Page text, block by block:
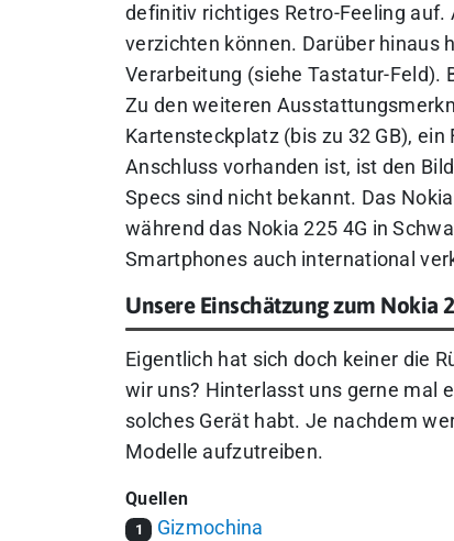
definitiv richtiges Retro-Feeling auf.
verzichten können. Darüber hinaus
Verarbeitung (siehe Tastatur-Feld).
Zu den weiteren
Kartensteckplatz (bis zu 32 GB),
Anschluss vorhanden ist, ist den
Specs sind nicht bekannt. Das
während das Nokia 225 4G in
Smartphones auch international
Unsere Einschätzung zum Nokia
Eigentlich hat sich doch keiner die
wir uns? Hinterlasst uns gerne mal
solches Gerät habt. Je nachdem
Modelle aufzutreiben.
Quellen
1 Gizmochina